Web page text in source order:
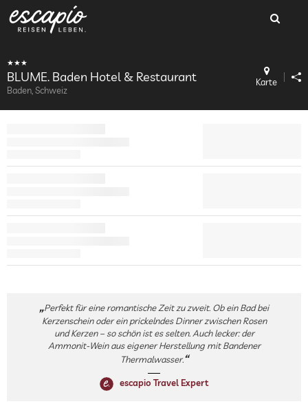
BLUME. Baden Hotel & Restaurant
Baden, Schweiz
Karte
Perfekt für eine romantische Zeit zu zweit. Ob ein Bad bei
Kerzenschein oder ein prickelndes Dinner zwischen Rosen
und Kerzen – so schön ist es selten. Auch lecker: der
Ammonit-Wein aus eigener Herstellung mit Bandener
Thermalwasser.
escapio Travel Expert